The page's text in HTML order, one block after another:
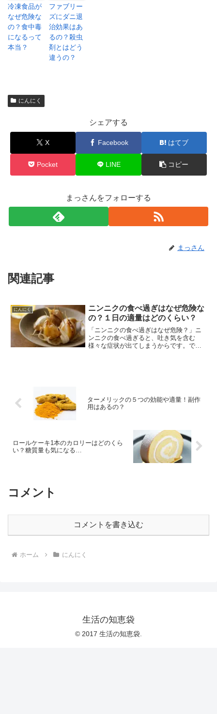
冷凍食品が
なぜ危険な
の？食中毒
になるって
本当？
ファブリー
ズにダニ退
治効果はあ
るの？殺虫
剤とはどう
違うの？
にんにく
シェアする
X Facebook はてブ
Pocket LINE コピー
まっさんをフォローする
まっさん
関連記事
にんにく
ニンニクの食べ過ぎはなぜ危険な
の？１日の適量はどのくらい？
「ニンニクの食べ過ぎはなぜ危険？」ニ
ンニクの食べ過ぎると、吐き気を含む
様々な症状が出てしまうからです。で
ターメリックの５つの効能や適量！副作
用はあるの？
ロールケーキ1本のカロリーはどのくら
い？糖質量も気になる…
コメント
コメントを書き込む
ホーム にんにく
生活の知恵袋
© 2017 生活の知恵袋.